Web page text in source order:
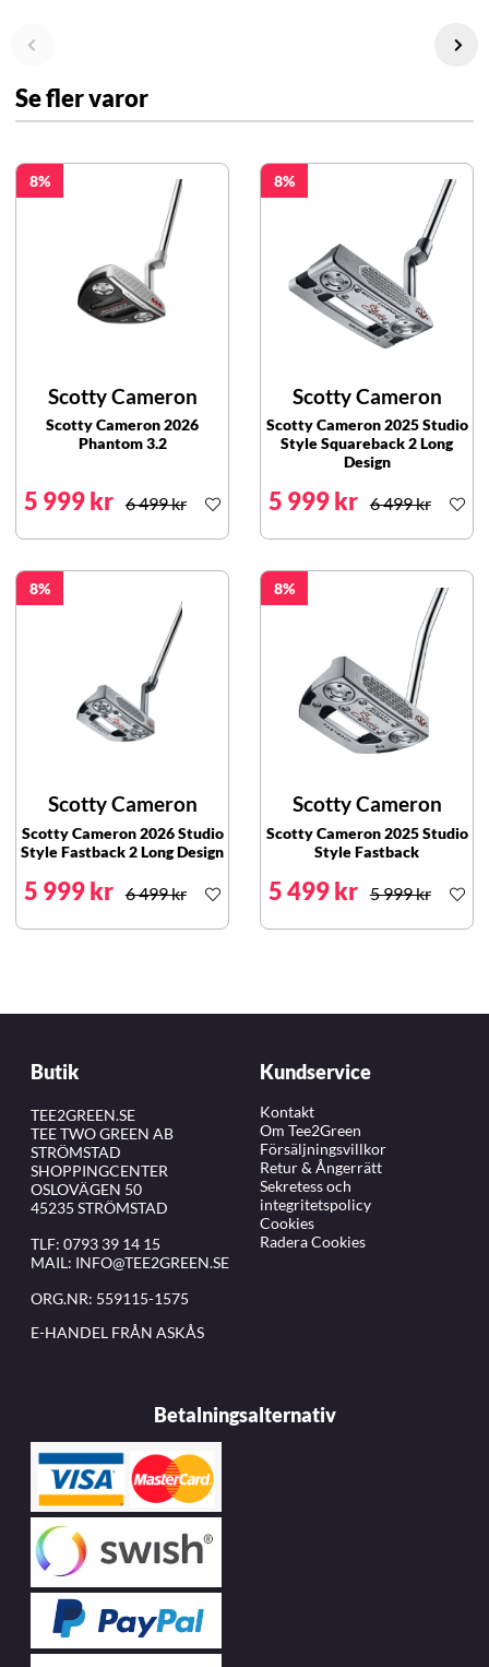
Se fler varor
8
Scotty Cameron
Scotty Cameron 2026
Phantom 3.2
5 999 kr 6 499 kr
8
Scotty Cameron
Scotty Cameron 2025 Studio
Style Squareback 2 Long
Design
5 999 kr 6 499 kr
8
Scotty Cameron
Scotty Cameron 2026 Studio
Style Fastback 2 Long Design
5 999 kr 6 499 kr
8
Scotty Cameron
Scotty Cameron 2025 Studio
Style Fastback
5 499 kr 5 999 kr
Butik
TEE2GREEN.SE
TEE TWO GREEN AB
STRÖMSTAD
SHOPPINGCENTER
OSLOVÄGEN 50
45235 STRÖMSTAD
TLF: 0793 39 14 15
MAIL: INFO@TEE2GREEN.SE
ORG.NR: 559115-1575
E-HANDEL FRÅN ASKÅS
Kundservice
Kontakt
Om Tee2Green
Försäljningsvillkor
Retur & Ångerrätt
Sekretess och
integritetspolicy
Cookies
Radera Cookies
Betalningsalternativ